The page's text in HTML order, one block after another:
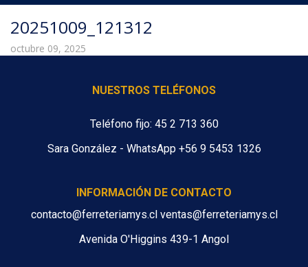
20251009_121312
octubre 09, 2025
NUESTROS TELÉFONOS
Teléfono fijo: 45 2 713 360
Sara González - WhatsApp +56 9 5453 1326
INFORMACIÓN DE CONTACTO
contacto@ferreteriamys.cl ventas@ferreteriamys.cl
Avenida O'Higgins 439-1 Angol